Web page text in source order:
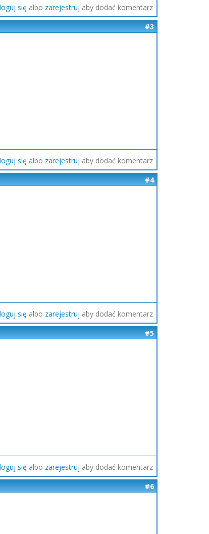
się albo zarejestruj aby dodać komentarz
#3
się albo zarejestruj aby dodać komentarz
#4
się albo zarejestruj aby dodać komentarz
#5
się albo zarejestruj aby dodać komentarz
#6